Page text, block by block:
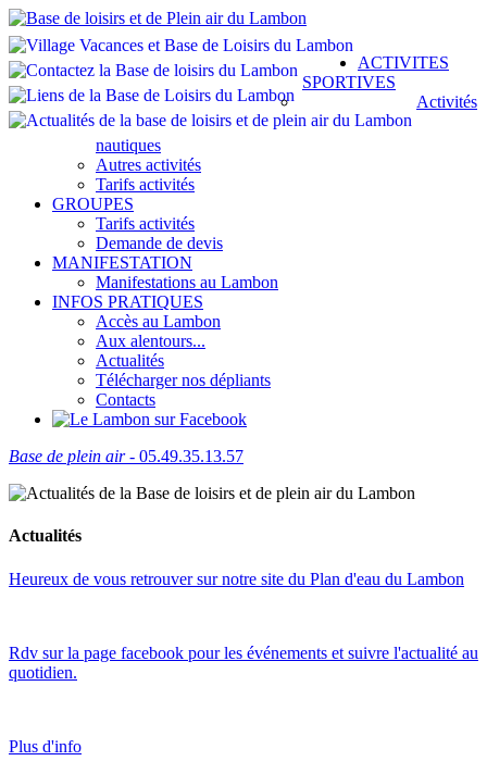
ACTIVITES
SPORTIVES
Activités
nautiques
Autres activités
Tarifs activités
GROUPES
Tarifs activités
Demande de devis
MANIFESTATION
Manifestations au Lambon
INFOS PRATIQUES
Accès au Lambon
Aux alentours...
Actualités
Télécharger nos dépliants
Contacts
Base de plein air- 05.49.35.13.57
Actualités
Heureux de vous retrouver sur notre site du Plan d'eau du Lambon
Rdv sur la page facebook pour les événements et suivre l'actualité au
quotidien.
Plus d'info